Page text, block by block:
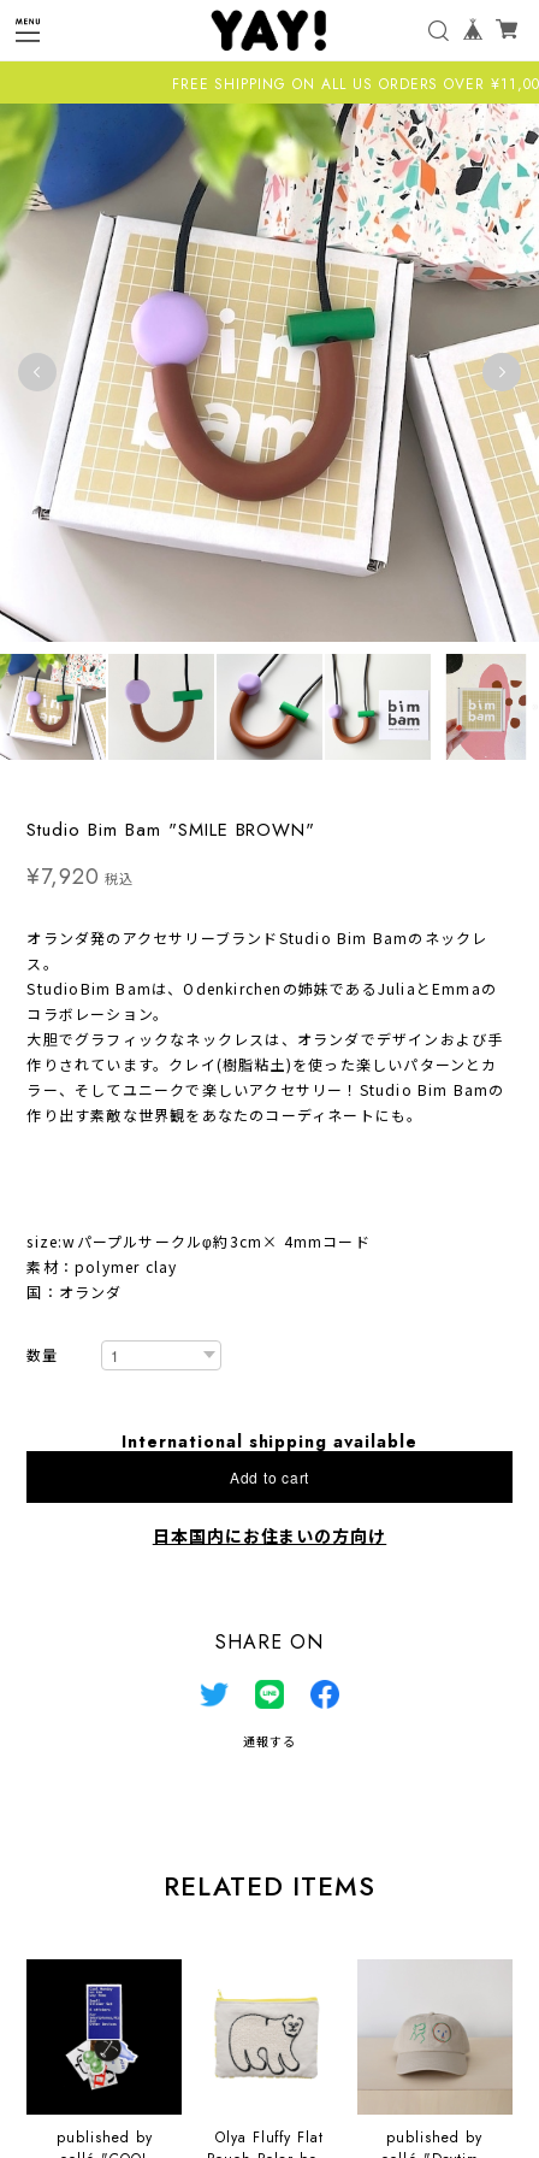
FREE SHIPPING ON ALL US ORDERS OVER
Studio Bim Bam "SMILE BROWN"
¥7,920 税込
オランダ発のアクセサリーブランドStudio Bim Bamのネックレ
ス。
StudioBim Bamは、Odenkirchenの姉妹であるJuliaとEmmaの
コラボレーション。
大胆でグラフィックなネックレスは、オランダでデザインおよび手
作りされています。クレイ(樹脂粘土)を使った楽しいパターンとカ
ラー、そしてユニークで楽しいアクセサリー！Studio Bim Bamの
作り出す素敵な世界観をあなたのコーディネートにも。
size:wパープルサークルφ約3cm× 4mmコード
素材：polymer clay
国：オランダ
数量
International shipping available
Add to cart
日本国内にお住まいの方向け
SHARE ON
通報する
RELATED ITEMS
published by
Olya Fluffy Flat
published by